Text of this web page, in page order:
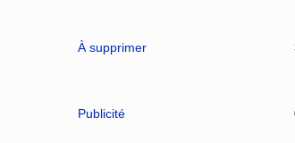
À supprimer
Publicité